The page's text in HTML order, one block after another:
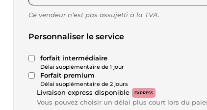
Ce vendeur n’est pas assujetti à la TVA.
Personnaliser le service
forfait intermédiaire
Délai supplémentaire de 1 jour
Forfait premium
Délai supplémentaire de 2 jours
Livraison express disponible EXPRESS
Vous pouvez choisir un délai plus court lors du